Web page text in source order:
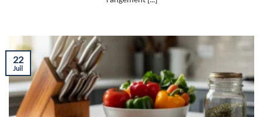
22
Juil